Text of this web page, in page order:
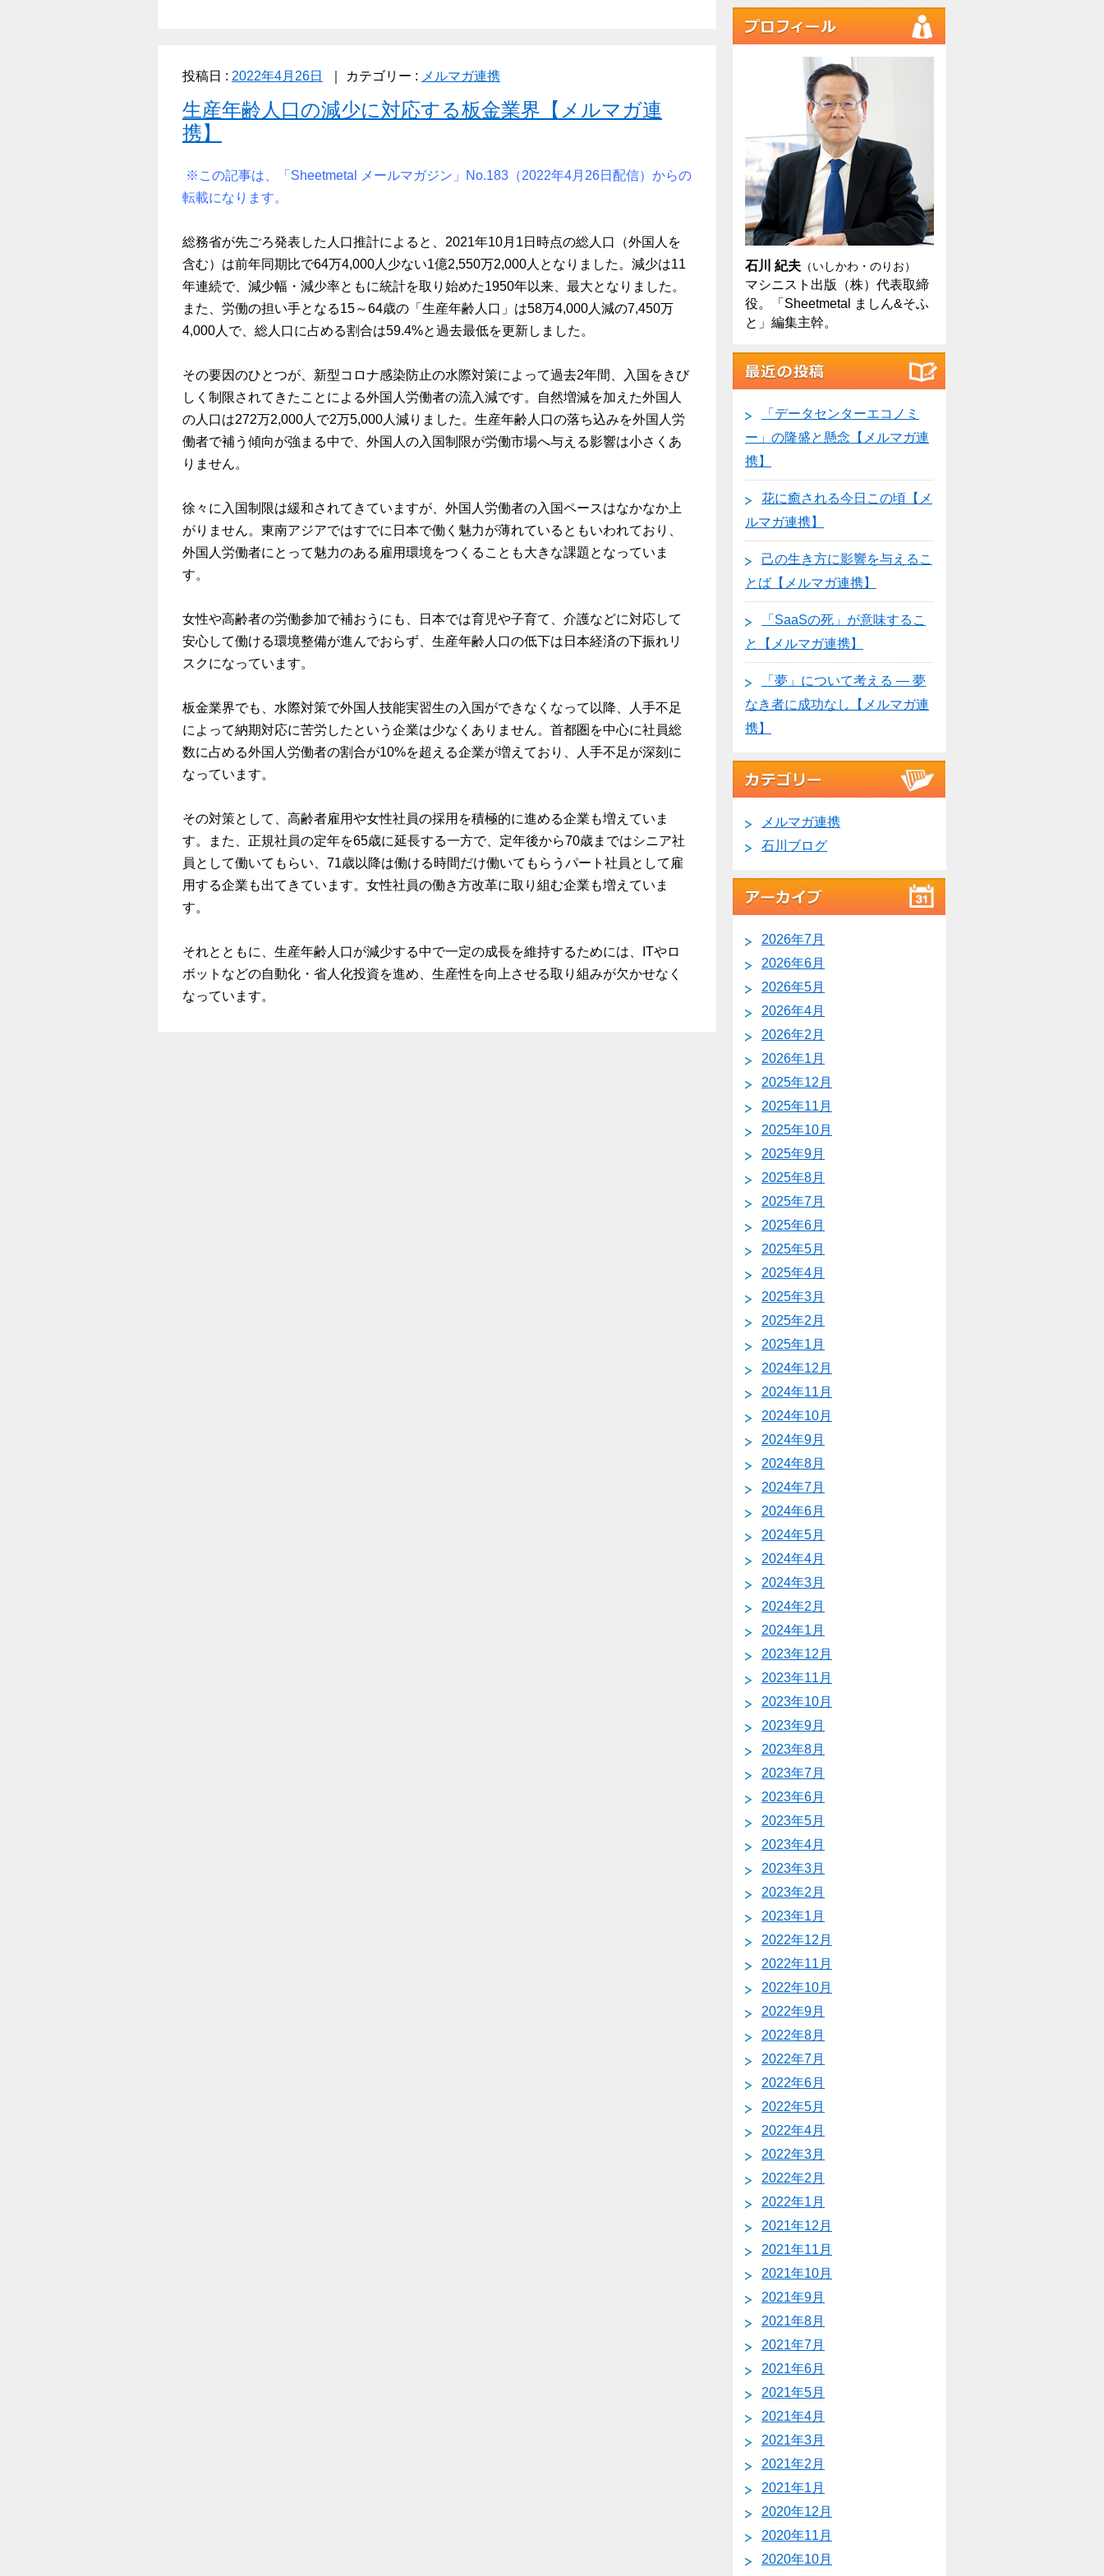
投稿日 : 2022年4月26日 カテゴリー : メルマガ連携
生産年齢人口の減少に対応する板金業界【メルマガ連
携】
※この記事は、「Sheetmetal メールマガジン」No.183（2022年4月26日配信）からの
転載になります。
総務省が先ごろ発表した人口推計によると、2021年10月1日時点の総人口（外国人を
含む）は前年同期比で64万4,000人少ない1億2,550万2,000人となりました。減少は11
年連続で、減少幅・減少率ともに統計を取り始めた1950年以来、最大となりました。
また、労働の担い手となる15～64歳の「生産年齢人口」は58万4,000人減の7,450万
4,000人で、総人口に占める割合は59.4%と過去最低を更新しました。
その要因のひとつが、新型コロナ感染防止の水際対策によって過去2年間、入国をきび
しく制限されてきたことによる外国人労働者の流入減です。自然増減を加えた外国人
の人口は272万2,000人で2万5,000人減りました。生産年齢人口の落ち込みを外国人労
働者で補う傾向が強まる中で、外国人の入国制限が労働市場へ与える影響は小さくあ
りません。
徐々に入国制限は緩和されてきていますが、外国人労働者の入国ペースはなかなか上
がりません。東南アジアではすでに日本で働く魅力が薄れているともいわれており、
外国人労働者にとって魅力のある雇用環境をつくることも大きな課題となっていま
す。
女性や高齢者の労働参加で補おうにも、日本では育児や子育て、介護などに対応して
安心して働ける環境整備が進んでおらず、生産年齢人口の低下は日本経済の下振れリ
スクになっています。
板金業界でも、水際対策で外国人技能実習生の入国ができなくなって以降、人手不足
によって納期対応に苦労したという企業は少なくありません。首都圏を中心に社員総
数に占める外国人労働者の割合が10%を超える企業が増えており、人手不足が深刻に
なっています。
その対策として、高齢者雇用や女性社員の採用を積極的に進める企業も増えていま
す。また、正規社員の定年を65歳に延長する一方で、定年後から70歳まではシニア社
員として働いてもらい、71歳以降は働ける時間だけ働いてもらうパート社員として雇
用する企業も出てきています。女性社員の働き方改革に取り組む企業も増えていま
す。
それとともに、生産年齢人口が減少する中で一定の成長を維持するためには、ITやロ
ボットなどの自動化・省人化投資を進め、生産性を向上させる取り組みが欠かせなく
なっています。
石川 紀夫 （いしかわ・のりお）
マシニスト出版（株）代表取締
役。「Sheetmetal ましん&そふ
と」編集主幹。
「データセンターエコノミ
ー」の隆盛と懸念【メルマガ連
携】
花に癒される今日この頃【メ
ルマガ連携】
己の生き方に影響を与えるこ
とば【メルマガ連携】
「SaaSの死」が意味するこ
と【メルマガ連携】
「夢」について考える ― 夢
なき者に成功なし【メルマガ連
携】
メルマガ連携
石川ブログ
2026年7月
2026年6月
2026年5月
2026年4月
2026年2月
2026年1月
2025年12月
2025年11月
2025年10月
2025年9月
2025年8月
2025年7月
2025年6月
2025年5月
2025年4月
2025年3月
2025年2月
2025年1月
2024年12月
2024年11月
2024年10月
2024年9月
2024年8月
2024年7月
2024年6月
2024年5月
2024年4月
2024年3月
2024年2月
2024年1月
2023年12月
2023年11月
2023年10月
2023年9月
2023年8月
2023年7月
2023年6月
2023年5月
2023年4月
2023年3月
2023年2月
2023年1月
2022年12月
2022年11月
2022年10月
2022年9月
2022年8月
2022年7月
2022年6月
2022年5月
2022年4月
2022年3月
2022年2月
2022年1月
2021年12月
2021年11月
2021年10月
2021年9月
2021年8月
2021年7月
2021年6月
2021年5月
2021年4月
2021年3月
2021年2月
2021年1月
2020年12月
2020年11月
2020年10月